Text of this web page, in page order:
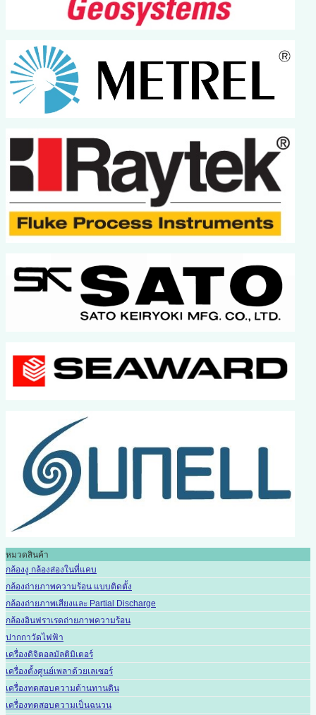
หมวดสินค้า
กล้องงู กล้องส่องในที่แคบ
กล้องถ่ายภาพความร้อน แบบติดตั้ง
กล้องถ่ายภาพเสียงและ Partial Discharge
กล้องอินฟราเรดถ่ายภาพความร้อน
ปากกาวัดไฟฟ้า
เครื่องดิจิตอลมัลติมิเตอร์
เครื่องตั้งศูนย์เพลาด้วยเลเซอร์
เครื่องทดสอบความต้านทานดิน
เครื่องทดสอบความเป็นฉนวน